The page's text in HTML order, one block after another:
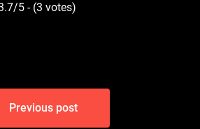
5 - (3 votes)
Previous post